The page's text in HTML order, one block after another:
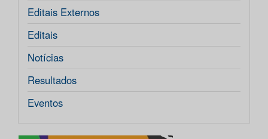
Editais Externos
Editais
Notícias
Resultados
Eventos